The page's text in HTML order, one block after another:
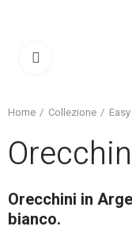
Home Collezione
Orecchini in
bianco.